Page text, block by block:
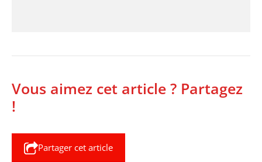
Vous aimez cet article ? Partagez
!
Partager cet article